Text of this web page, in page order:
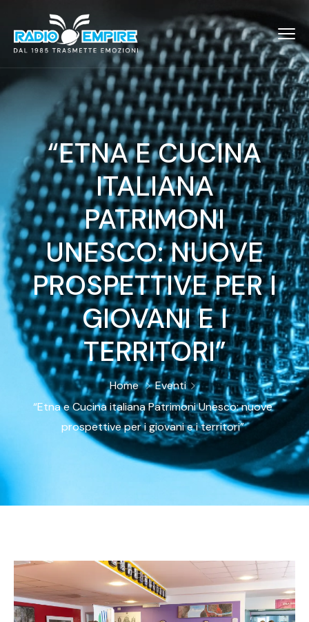
“ETNA E CUCINA
ITALIANA
PATRIMONI
UNESCO: NUOVE
PROSPETTIVE PER I
GIOVANI E I
TERRITORI”
Home
Eventi
“Etna e Cucina italiana Patrimoni Unesco: nuove
prospettive per i giovani e i territori”